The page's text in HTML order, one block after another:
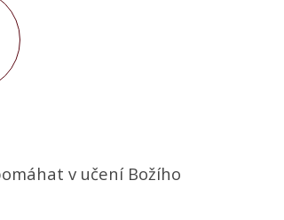
v učení Božího